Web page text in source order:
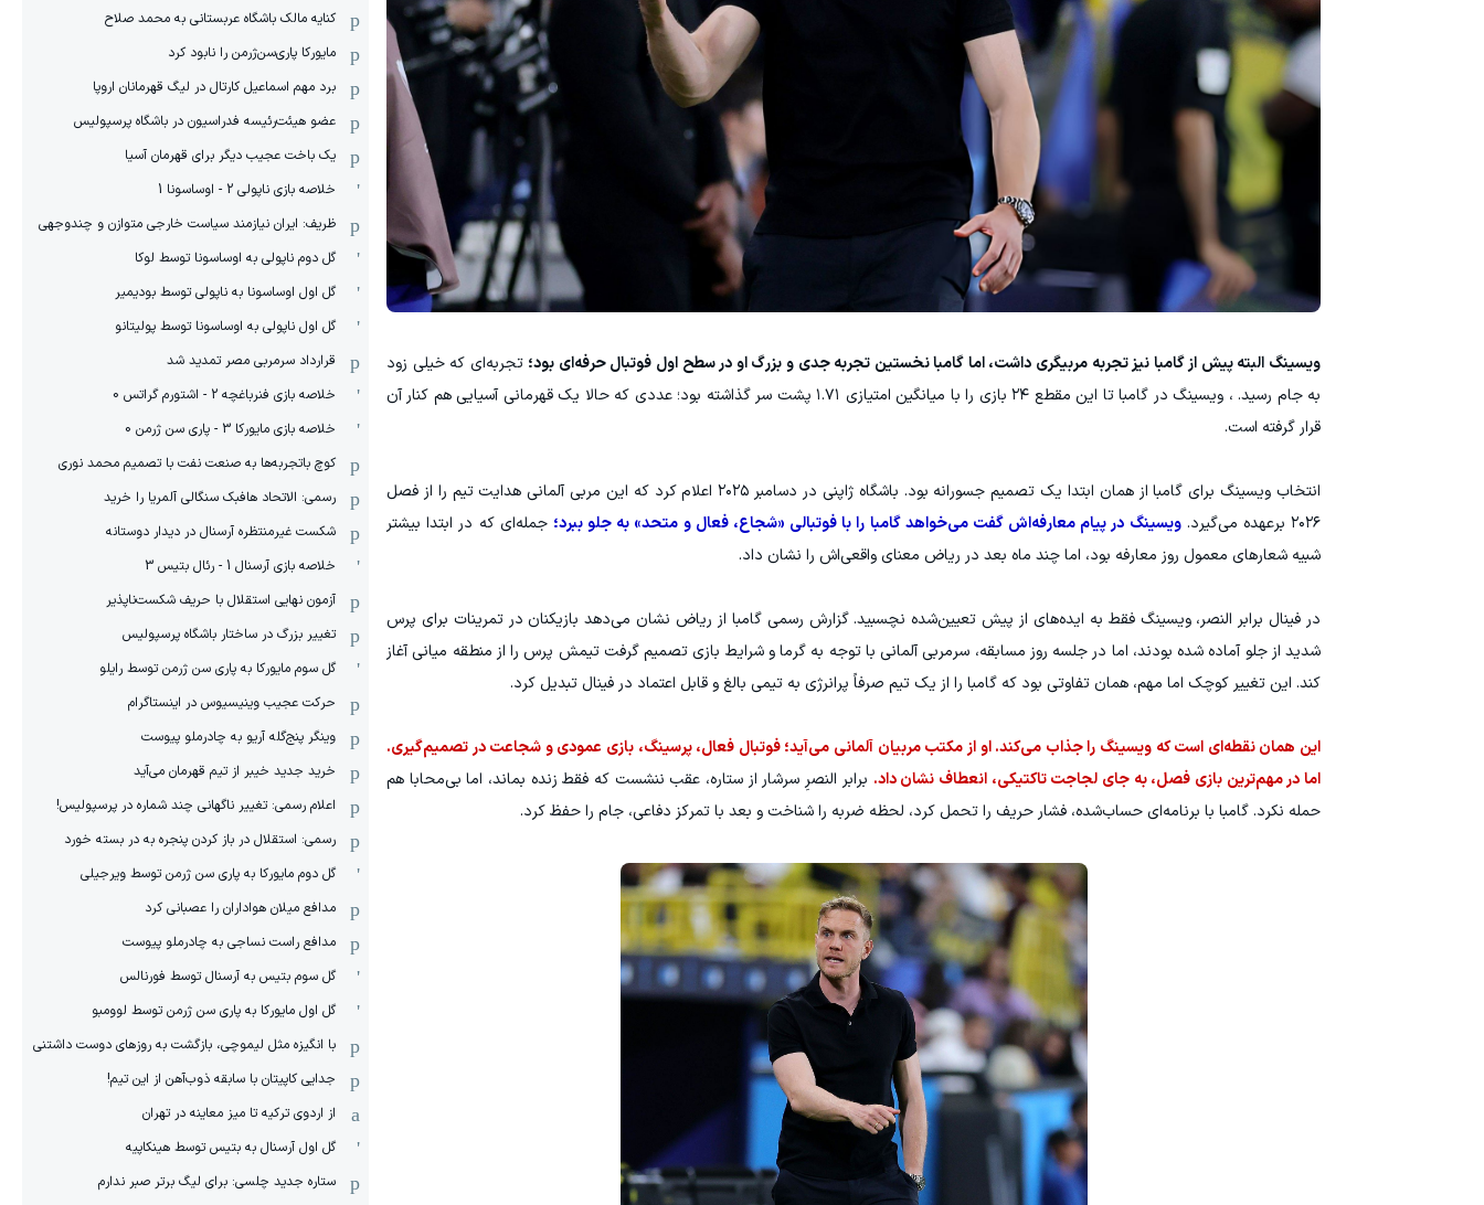
ویسینگ البته پیش از گامبا نیز تجربه مربیگری داشت، اما گامبا نخستین تجربه جدی و بزرگ او در سطح اول فوتبال حرفه‌ای بود؛ تجربه‌ای که خیلی زود
به جام رسید. ، ویسینگ در گامبا تا این مقطع ۲۴ بازی را با میانگین امتیازی ۱.۷۱ پشت سر گذاشته بود؛ عددی که حالا یک قهرمانی آسیایی هم کنار آن
قرار گرفته است.
انتخاب ویسینگ برای گامبا از همان ابتدا یک تصمیم جسورانه بود. باشگاه ژاپنی در دسامبر ۲۰۲۵ اعلام کرد که این مربی آلمانی هدایت تیم را از فصل
۲۰۲۶ برعهده می‌گیرد.
ویسینگ در پیام معارفه‌اش گفت می‌خواهد گامبا را با فوتبالی «شجاع، فعال و متحد» به جلو ببرد؛ جمله‌ای که در ابتدا بیشتر
شبیه شعارهای معمول روز معارفه بود، اما چند ماه بعد در ریاض معنای واقعی‌اش را نشان داد.
در فینال برابر النصر، ویسینگ فقط به ایده‌های از پیش تعیین‌شده نچسبید. گزارش رسمی گامبا از ریاض نشان می‌دهد بازیکنان در تمرینات برای پرس
شدید از جلو آماده شده بودند، اما در جلسه روز مسابقه، سرمربی آلمانی با توجه به گرما و شرایط بازی تصمیم گرفت تیمش پرس را از منطقه میانی آغاز
کند. این تغییر کوچک اما مهم، همان تفاوتی بود که گامبا را از یک تیم صرفاً پرانرژی به تیمی بالغ و قابل اعتماد در فینال تبدیل کرد.
این همان نقطه‌ای است که ویسینگ را جذاب می‌کند. او از مکتب مربیان آلمانی می‌آید؛ فوتبال فعال، پرسینگ، بازی عمودی و شجاعت در تصمیم‌گیری.
اما در مهم‌ترین بازی فصل، به جای لجاجت تاکتیکی، انعطاف نشان داد. برابر النصرِ سرشار از ستاره، عقب ننشست که فقط زنده بماند، اما بی‌محابا هم
حمله نکرد. گامبا با برنامه‌ای حساب‌شده، فشار حریف را تحمل کرد، لحظه ضربه را شناخت و بعد با تمرکز دفاعی، جام را حفظ کرد.
کنایه مالک باشگاه عربستانی به محمد صلاح
مایورکا پاری‌سن‌ژرمن را نابود کرد
برد مهم اسماعیل کارتال در لیگ قهرمانان اروپا
عضو هیئت‌رئیسه فدراسیون در باشگاه پرسپولیس
یک باخت عجیب دیگر برای قهرمان آسیا
خلاصه بازی ناپولی 2 - اوساسونا 1
ظریف: ایران نیازمند سیاست خارجی متوازن و چندوجهی
گل دوم ناپولی به اوساسونا توسط لوکا
گل اول اوساسونا به ناپولی توسط بودیمیر
گل اول ناپولی به اوساسونا توسط پولیتانو
قرارداد سرمربی مصر تمدید شد
خلاصه بازی فنرباغچه 2 - اشتورم گراتس 0
خلاصه بازی مایورکا 3 - پاری سن ژرمن 0
کوچ باتجربه‌ها به صنعت نفت با تصمیم محمد نوری
رسمی: الاتحاد هافبک سنگالی آلمریا را خرید
شکست غیرمنتظره آرسنال در دیدار دوستانه
خلاصه بازی آرسنال 1 - رئال بتیس 3
آزمون نهایی استقلال با حریف شکست‌ناپذیر
تغییر بزرگ در ساختار باشگاه پرسپولیس
گل سوم مایورکا به پاری سن ژرمن توسط رایلو
حرکت عجیب وینیسیوس در اینستاگرام
وینگر پنج‌گله آریو به چادرملو پیوست
خرید جدید خیبر از تیم قهرمان می‌آید
اعلام رسمی: تغییر ناگهانی چند شماره در پرسپولیس!
رسمی: استقلال در باز کردن پنجره به در بسته خورد
گل دوم مایورکا به پاری سن ژرمن توسط ویرجیلی
مدافع میلان هواداران را عصبانی کرد
مدافع راست نساجی به چادرملو پیوست
گل سوم بتیس به آرسنال توسط فورنالس
گل اول مایورکا به پاری سن ژرمن توسط لوومبو
با انگیزه مثل لیموچی، بازگشت به روزهای دوست داشتنی
جدایی کاپیتان با سابقه ذوب‌آهن از این تیم!
از اردوی ترکیه تا میز معاینه در تهران
گل اول آرسنال به بتیس توسط هینکاپیه
ستاره جدید چلسی: برای لیگ برتر صبر ندارم